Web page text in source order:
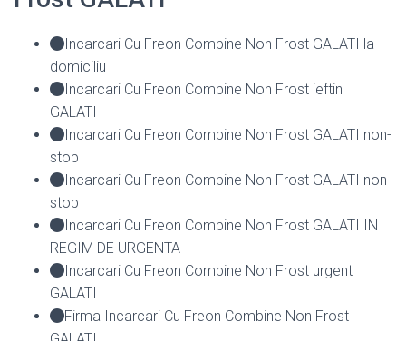
Incarcari Cu Freon Combine Non Frost GALATI la
domiciliu
Incarcari Cu Freon Combine Non Frost ieftin
GALATI
Incarcari Cu Freon Combine Non Frost GALATI non-
stop
Incarcari Cu Freon Combine Non Frost GALATI non
stop
Incarcari Cu Freon Combine Non Frost GALATI IN
REGIM DE URGENTA
Incarcari Cu Freon Combine Non Frost urgent
GALATI
Firma Incarcari Cu Freon Combine Non Frost